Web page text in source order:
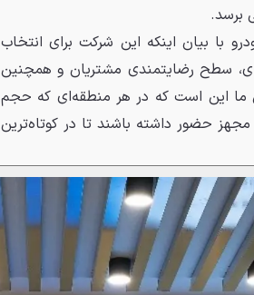
با بیان اینکه این شرکت برای انتخاب
سطح رضایتمندی مشتریان و همچنین
ما این است که در هر منطقه‌ای که حجم
مجهز حضور داشته باشند تا در کوتاه‌ترین